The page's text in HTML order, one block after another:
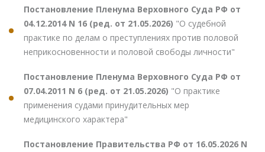
Постановление Пленума Верховного Суда РФ от
04.12.2014 N 16 (ред. от 21.05.2026) "О судебной
практике по делам о преступлениях против половой
неприкосновенности и половой свободы личности"
Постановление Пленума Верховного Суда РФ от
07.04.2011 N 6 (ред. от 21.05.2026) "О практике
применения судами принудительных мер
медицинского характера"
Постановление Правительства РФ от 16.05.2026 N